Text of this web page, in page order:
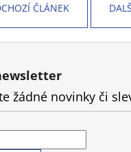
ČLÁNEK
žádné novinky či